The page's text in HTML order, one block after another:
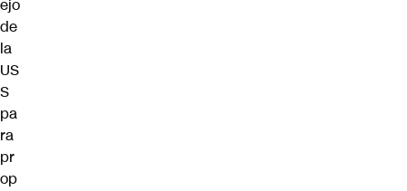
ejo
de
la
US
S
pa
ra
pr
op